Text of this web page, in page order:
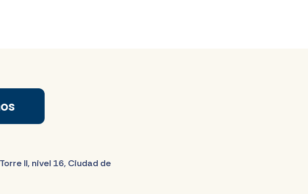
II, nivel 16, Ciudad de